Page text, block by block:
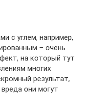
с углем, например,
– очень
на который тут
многих
результат,
они могут